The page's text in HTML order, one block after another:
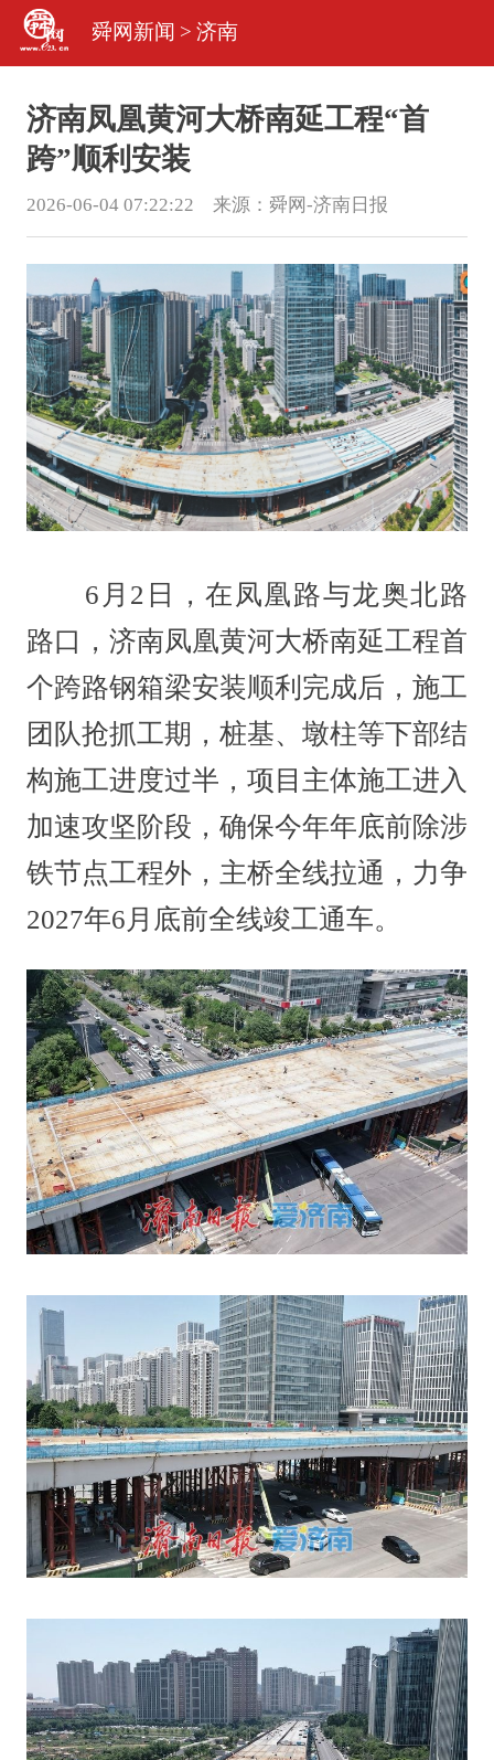
舜网新闻 > 济南
济南凤凰黄河大桥南延工程“首
跨”顺利安装
2026-06-04 07:22:22 来源： 舜网-济南日报
6月2日，在凤凰路与龙奥北路
路口，济南凤凰黄河大桥南延工程首
个跨路钢箱梁安装顺利完成后，施工
团队抢抓工期，桩基、墩柱等下部结
构施工进度过半，项目主体施工进入
加速攻坚阶段，确保今年年底前除涉
铁节点工程外，主桥全线拉通，力争
2027年6月底前全线竣工通车。